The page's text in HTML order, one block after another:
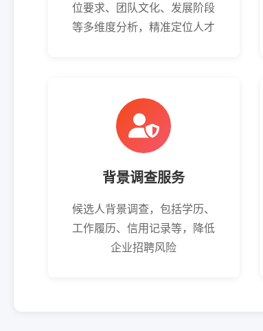
位要求、团队文化、发展阶段
等多维度分析，精准定位人才
背景调查服务
候选人背景调查，包括学历、
工作履历、信用记录等，降低
企业招聘风险